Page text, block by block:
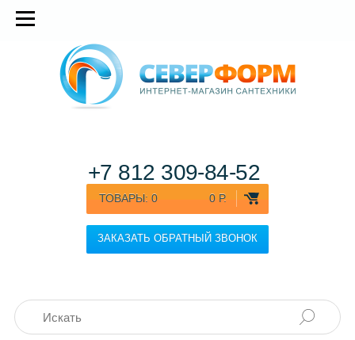
ТОВАРЫ: 0 0 Р.
ЗАКАЗАТЬ ОБРАТНЫЙ ЗВОНОК
+7 812 309-84-52